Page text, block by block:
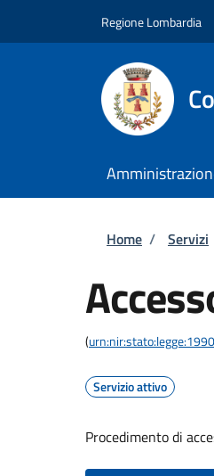
Regione Lombardia
Home / Servizi
(
Servizio attivo
Procedimento di